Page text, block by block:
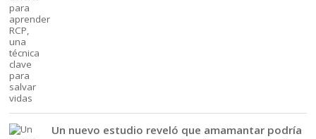
Un nuevo estudio reveló que amamantar podría